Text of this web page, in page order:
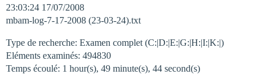
23:03:24 17/07/2008
mbam-log-7-17-2008 (23-03-24).txt
Type de recherche: Examen complet (C:|D:|E:|G:|H:|I:|K:|)
Eléments examinés: 494830
Temps écoulé: 1 hour(s), 49 minute(s), 44 second(s)